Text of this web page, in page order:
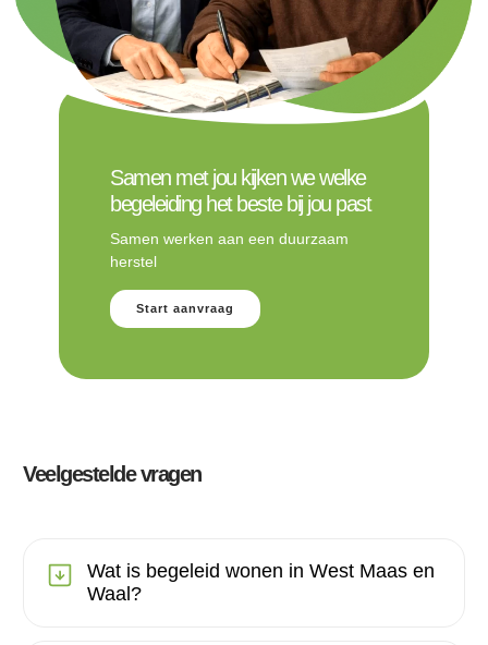
Samen met jou kijken we welke
begeleiding het beste bij jou past
Samen werken aan een duurzaam
herstel
Start aanvraag
Veelgestelde vragen
Wat is begeleid wonen in West Maas en
Waal?